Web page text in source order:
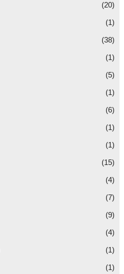
(20)
(1)
(38)
(1)
(5)
(1)
(6)
(1)
(1)
(15)
(4)
(7)
(9)
(4)
(1)
(1)